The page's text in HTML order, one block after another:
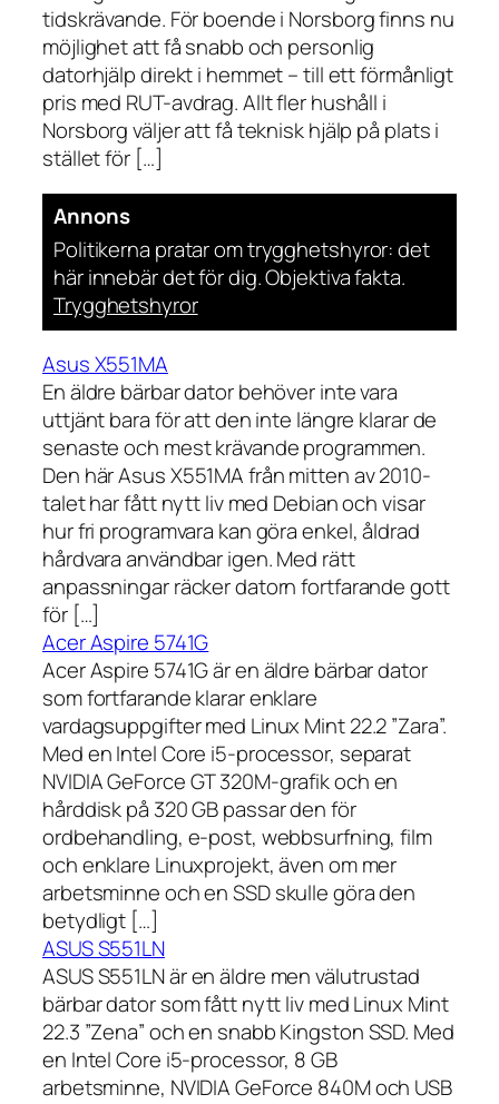
tidskrävande. För boende i Norsborg finns nu
möjlighet att få snabb och personlig
datorhjälp direkt i hemmet – till ett förmånligt
pris med RUT-avdrag. Allt fler hushåll i
Norsborg väljer att få teknisk hjälp på plats i
stället för […]
Annons
Politikerna pratar om trygghetshyror: det
här innebär det för dig. Objektiva fakta.
Trygghetshyror
Asus X551MA
En äldre bärbar dator behöver inte vara
uttjänt bara för att den inte längre klarar de
senaste och mest krävande programmen.
Den här Asus X551MA från mitten av 2010-
talet har fått nytt liv med Debian och visar
hur fri programvara kan göra enkel, åldrad
hårdvara användbar igen. Med rätt
anpassningar räcker datorn fortfarande gott
för […]
Acer Aspire 5741G
Acer Aspire 5741G är en äldre bärbar dator
som fortfarande klarar enklare
vardagsuppgifter med Linux Mint 22.2 ”Zara”.
Med en Intel Core i5-processor, separat
NVIDIA GeForce GT 320M-grafik och en
hårddisk på 320 GB passar den för
ordbehandling, e-post, webbsurfning, film
och enklare Linuxprojekt, även om mer
arbetsminne och en SSD skulle göra den
betydligt […]
ASUS S551LN
ASUS S551LN är en äldre men välutrustad
bärbar dator som fått nytt liv med Linux Mint
22.3 ”Zena” och en snabb Kingston SSD. Med
en Intel Core i5-processor, 8 GB
arbetsminne, NVIDIA GeForce 840M och USB